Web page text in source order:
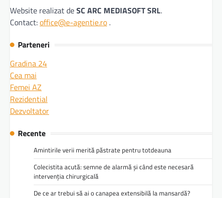
Website realizat deSC ARC MEDIASOFT SRL.
Contact:office@e-agentie.ro .
Parteneri
Gradina 24
Cea mai
Femei AZ
Rezidential
Dezvoltator
Recente
Amintirile verii merită păstrate pentru totdeauna
Colecistita acută: semne de alarmă și când este necesară
intervenția chirurgicală
De ce ar trebui să ai o canapea extensibilă la mansardă?